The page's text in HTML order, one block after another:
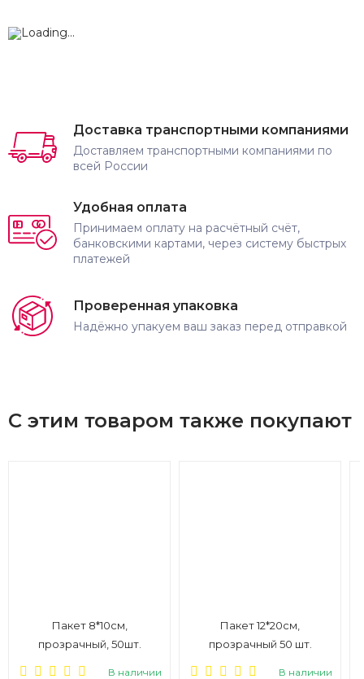
Доставка транспортными компаниями
Доставляем транспортными компаниями по
всей России
Удобная оплата
Принимаем оплату на расчётный счёт,
банковскими картами, через систему быстрых
платежей
Проверенная упаковка
Надёжно упакуем ваш заказ перед отправкой
С этим товаром также покупают
Пакет 8*10см,
прозрачный, 50шт.
В наличии
Пакет 12*20см,
прозрачный 50 шт.
В наличии